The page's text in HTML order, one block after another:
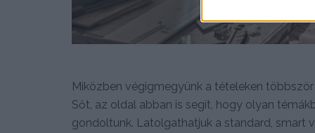
Miközben végigmegyünk a tételeken többször
Sőt, az oldal abban is segít, hogy olyan
gondoltunk. Latolgathatjuk a standard, smart